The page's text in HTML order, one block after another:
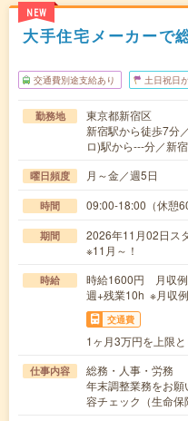
NEW
大手住宅メーカーで
交通費別途支給あり 土日祝日
勤務地
東京都新宿区
新宿駅から徒歩7分
ロ)駅から---分／新
曜日頻度 月～金／週5日
時間 09:00-18:00（休憩
期間
2026年11月02日ス
※11月～！
時給
時給1600円 月収
週+残業10h ※月収
交通費
1ヶ月3万円を上限
仕事内容
総務・人事・労務
年末調整業務をお
容チェック（生命